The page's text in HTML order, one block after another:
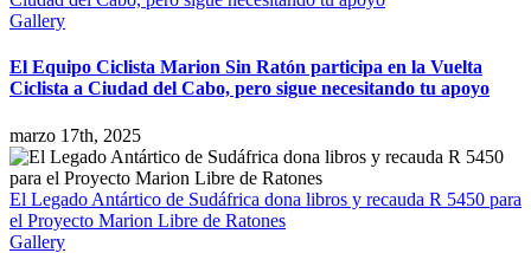
Gallery
El Equipo Ciclista Marion Sin Ratón participa en la Vuelta
Ciclista a Ciudad del Cabo, pero sigue necesitando tu apoyo
marzo 17th, 2025
El Legado Antártico de Sudáfrica dona libros y recauda R 5450 para
el Proyecto Marion Libre de Ratones
Gallery